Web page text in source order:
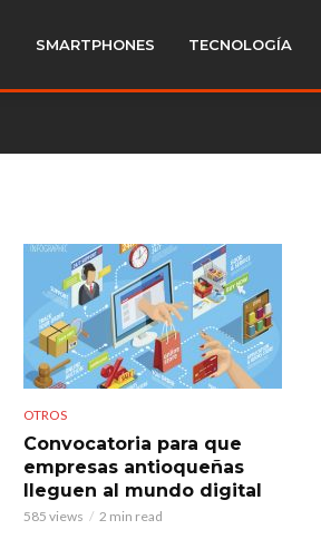
SMARTPHONES TECNOLOGÍA
OTROS
Convocatoria para que
empresas antioqueñas
lleguen al mundo digital
585 views 2 min read